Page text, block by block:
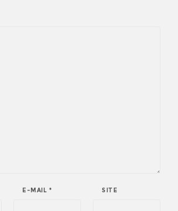
E-MAIL* SITE